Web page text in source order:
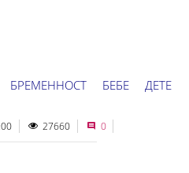
БРЕМЕННОСТ БЕБЕ ДЕТЕ
ХОРОСКОП
27660 0